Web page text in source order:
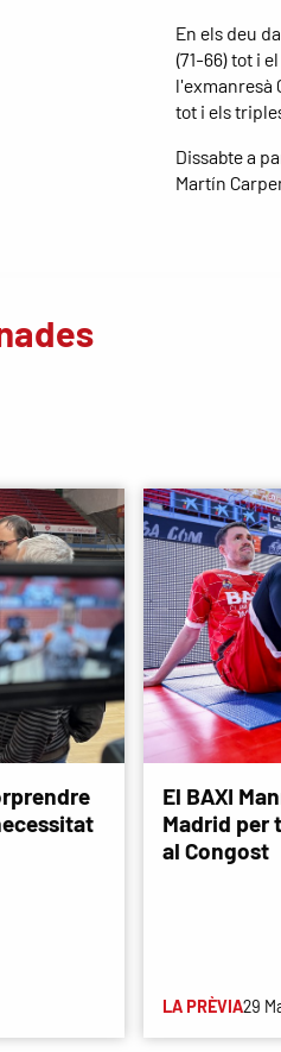
En els deu
(71-66) tot i
l'exmanresà
tot i els
Dissabte a
Martín
El BAXI
Madrid per
al Congost
LA PRÈVIA29